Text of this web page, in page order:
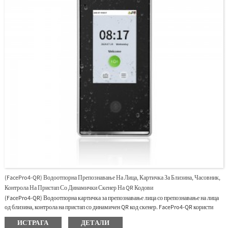
идентификација што може да прикаже фотографија од корисникот при дупчењето.
FA210 Plus е популарен на пазарите каде што луѓето имаат потреба од лице + отпечаток
од прст + батерија + 4G мобилна интернет конекција.
(FacePro4-QR) Водоотпорна Препознавање На Лица, Картичка За Близина, Часовник,
Контрола На Пристап Со Динамички Скенер На QR Кодови
(FacePro4-QR) Водоотпорна картичка за препознавање лица со препознавање на лица
од близина, контрола на пристап со динамичен QR код скенер. FacePro4-QR користи
интелигентни инженерски алгоритми за препознавање лица и најнова технологија за
компјутерска визија, со функција за видео интерфон. Она што го издвојува SpeedFace
ИСТРАГА ДЕТАЛИ